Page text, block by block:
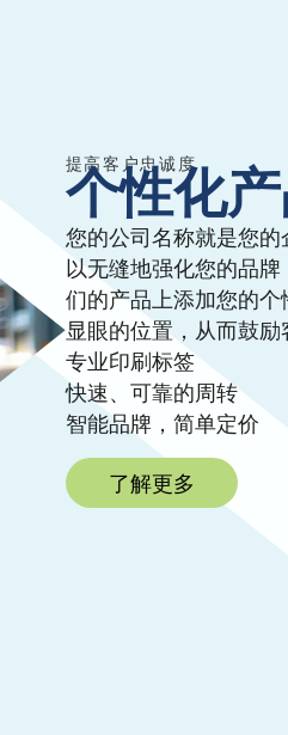
提高客户忠诚度
个性化
您的公司名称就是您
以无缝地强化您的品
们的产品上添加您的
显眼的位置，从而鼓励
专业印刷标签
快速、可靠的周转
智能品牌，简单定价
了解更多